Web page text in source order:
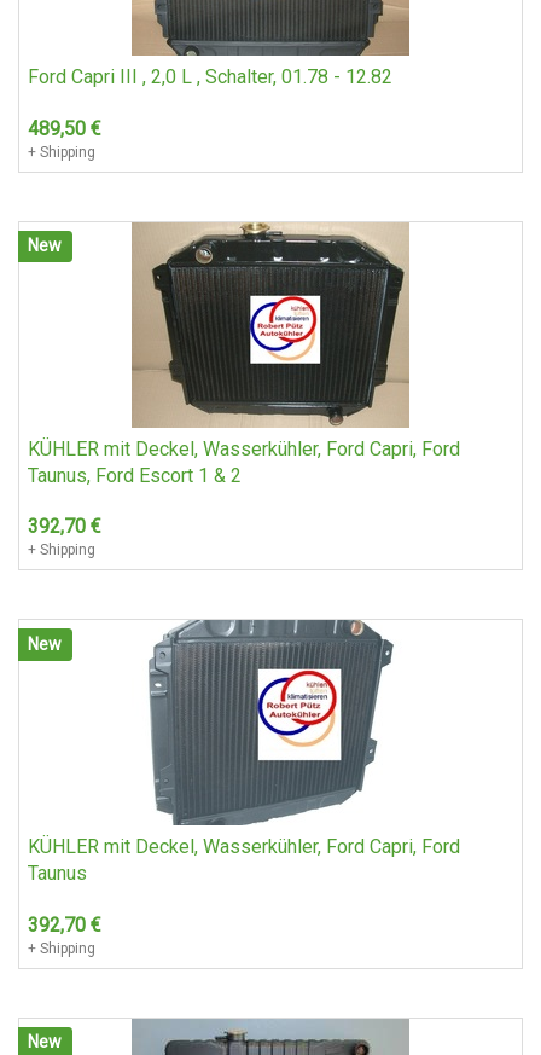
Ford Capri III , 2,0 L , Schalter, 01.78 - 12.82
489,50 €
+ Shipping
New
KÜHLER mit Deckel, Wasserkühler, Ford Capri, Ford
Taunus, Ford Escort 1 & 2
392,70 €
+ Shipping
New
KÜHLER mit Deckel, Wasserkühler, Ford Capri, Ford
Taunus
392,70 €
+ Shipping
New